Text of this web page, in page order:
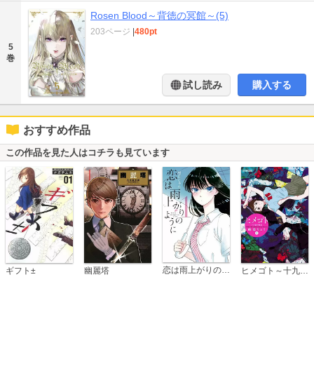
5
巻
Rosen Blood～背徳の冥館～(5)
203ページ 480pt
試し読み 購入する
おすすめ作品
この作品を見た人はコチラも見ています
ギフト± 幽麗塔 恋は雨上がりのように